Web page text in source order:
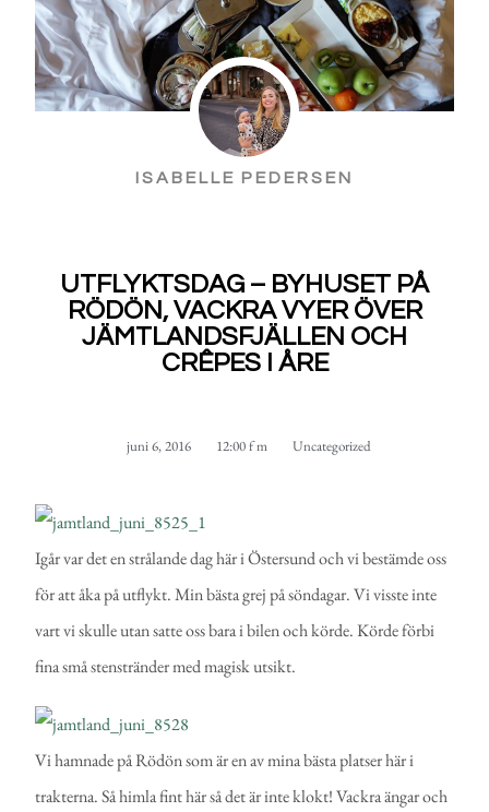
ISABELLE PEDERSEN
UTFLYKTSDAG – BYHUSET PÅ
RÖDÖN, VACKRA VYER ÖVER
JÄMTLANDSFJÄLLEN OCH
CRÊPES I ÅRE
juni 6, 2016 12:00 f m Uncategorized
Igår var det en strålande dag här i Östersund och vi bestämde oss
för att åka på utflykt. Min bästa grej på söndagar. Vi visste inte
vart vi skulle utan satte oss bara i bilen och körde. Körde förbi
fina små stenstränder med magisk utsikt.
Vi hamnade på Rödön som är en av mina bästa platser här i
trakterna. Så himla fint här så det är inte klokt! Vackra ängar och